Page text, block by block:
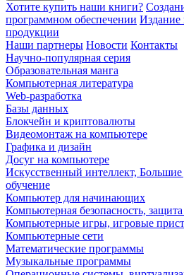
Хотите купить наши книги?
программном обеспечении Издание
продукции
Наши партнеры Новости Контакты
Научно-популярная серия
Образовательная манга
Компьютерная литература
Web-разработка
Базы данных
Блокчейн и криптовалюты
Видеомонтаж на компьютере
Графика и дизайн
Досуг на компьютере
Искусственный интеллект,
обучение
Компьютер для начинающих
Компьютерная безопасность,
Компьютерные игры, игровые
Компьютерные сети
Математические программы
Музыкальные программы